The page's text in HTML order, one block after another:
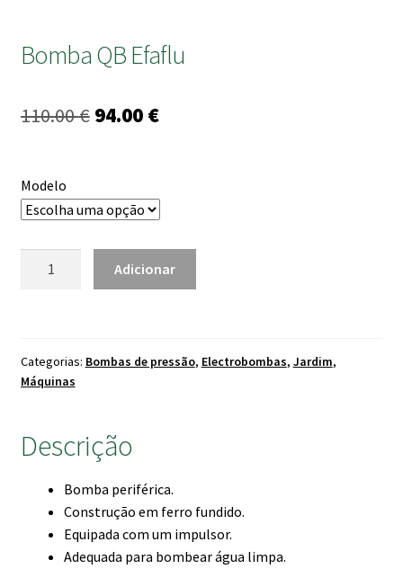
Bomba QB Efaflu
110.00€ O
era:
110.00 €.
94.00 €O
94.00 €.
Modelo
Adicionar
Categorias: Bombas de pressão, Electrobombas, Jardim,
Máquinas
Descrição
Bomba periférica.
Construção em ferro fundido.
Equipada com um impulsor.
Adequada para bombear água limpa.